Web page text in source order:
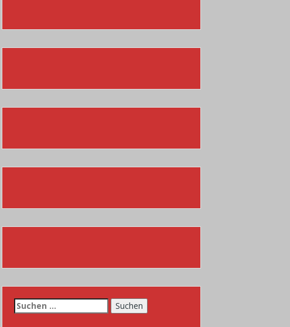
Suchen
nach: